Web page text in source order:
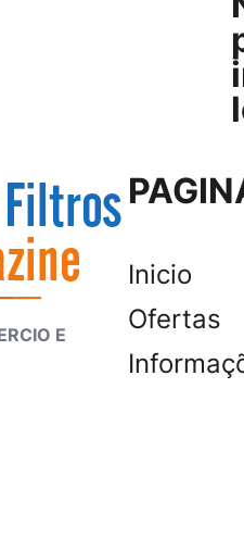
E
Inicio
Ofertas